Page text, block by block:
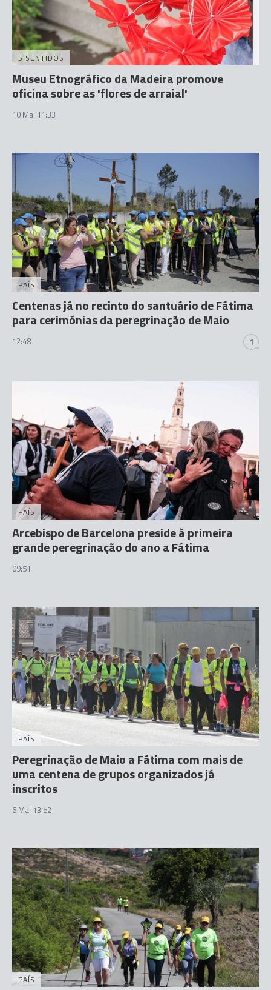
5 SENTIDOS
Museu Etnográfico da Madeira promove
oficina sobre as 'flores de arraial'
10 Mai 11:33
PAÍS
Centenas já no recinto do santuário de Fátima
para cerimónias da peregrinação de Maio
12:48 1
PAÍS
Arcebispo de Barcelona preside à primeira
grande peregrinação do ano a Fátima
09:51
PAÍS
Peregrinação de Maio a Fátima com mais de
uma centena de grupos organizados já
inscritos
6 Mai 13:52
PAÍS